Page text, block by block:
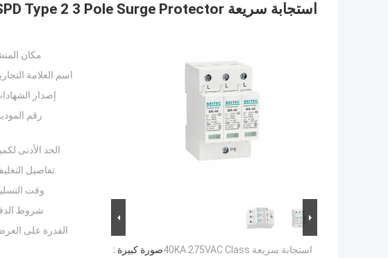
استجابة سريعة 40KA 275VAC Class C SPD Type 2 3 Pole Surge Protector
صورة كبيرة :استجابة سريعة 40KA 275VAC Class
مكان
اسم العلامة
إصدار
رقم
الحد الأدنى
تفاصيل
وقت
شروط
القدرة على